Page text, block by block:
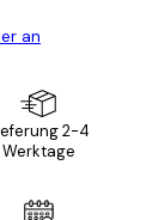
an
2-4
Werktage